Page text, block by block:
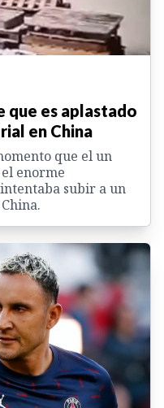
que es aplastado
en China
que el un
enorme
subir a un